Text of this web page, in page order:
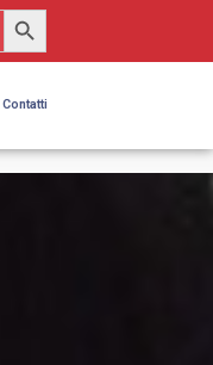
Search Button
Contatti